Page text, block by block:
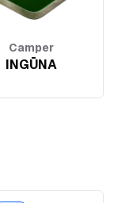
Camper
INGŪNA